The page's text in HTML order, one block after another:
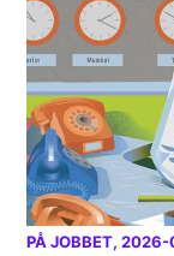
PÅ JOBBET, 2026-